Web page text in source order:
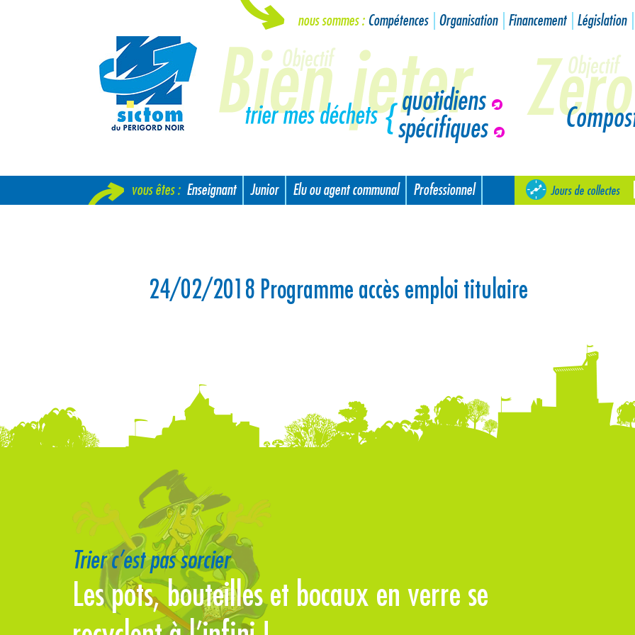
nous sommes : Compétences Organisation Financement Législation
quotidiens
spécifiques
vous êtes : Enseignant Junior Elu ou agent communal
Professionnel
Jours de collectes
24/02/2018 Programme accès emploi titulaire
Trier c’est pas sorcier
Les pots, bouteilles et bocaux en verre se
En